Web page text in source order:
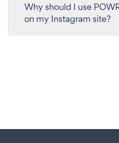
Why should I use
on my Instagram site?